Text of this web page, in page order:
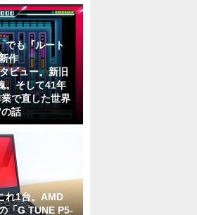
でも『ルート
作
ビュー。新旧
。そして41年
で直した世界
話
れ1台。AMD
「G TUNE P5-